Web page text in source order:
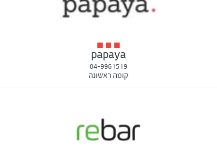
papaya
04-9961519
קומה ראשונה